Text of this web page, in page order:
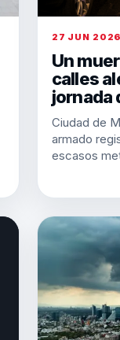
27 JUN 2026
Un
calles
jornada
Ciudad de
armado
escasos